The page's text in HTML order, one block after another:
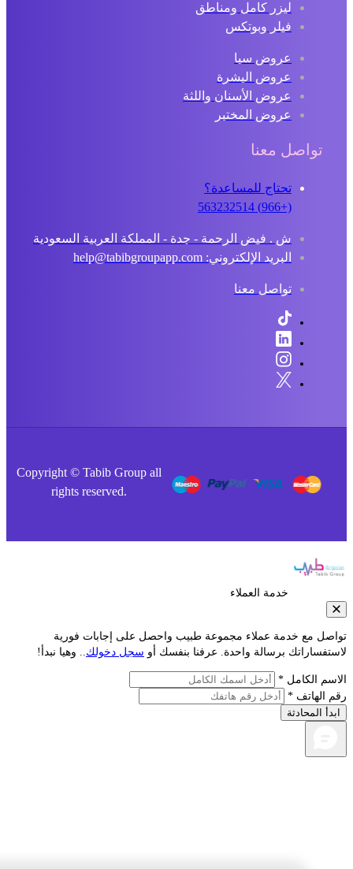
ليزر كامل ومناطق
فيلر وبوتكس
عروض سبا
عروض البشرة
عروض الأسنان واللثة
عروض المختبر
تواصل معنا
تحتاج للمساعدة؟
ش . فيض الرحمة - جدة - المملكة العربية السعودية
البريد الإلكتروني: help@tabibgroupapp.com
تواصل معنا
Copyright © Tabib Group all
rights reserved.
خدمة العملاء
مع خدمة عملاء مجموعة طبيب واحصل على إجابات فورية
برسالة واحدة. عرفنا بنفسك أوسجل دخولك.. وهيا نبدأ!
الكامل *
الهاتف *
المحادثة